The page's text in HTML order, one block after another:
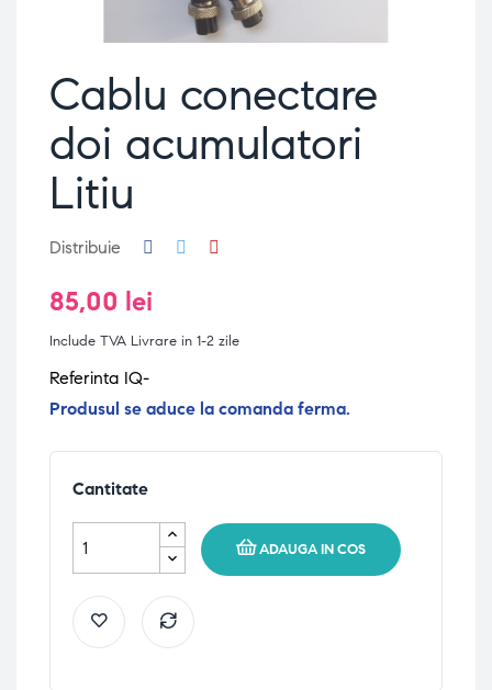
Cablu conectare
doi acumulatori
Litiu
Distribuie
85,00 lei
Include TVA Livrare in 1-2 zile
Referinta IQ-
Produsul se aduce la comanda ferma.
Cantitate
ADAUGA IN COS